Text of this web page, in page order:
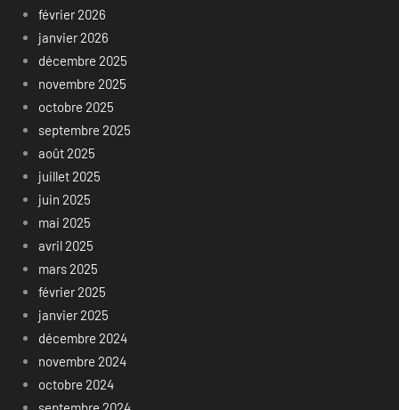
février 2026
janvier 2026
décembre 2025
novembre 2025
octobre 2025
septembre 2025
août 2025
juillet 2025
juin 2025
mai 2025
avril 2025
mars 2025
février 2025
janvier 2025
décembre 2024
novembre 2024
octobre 2024